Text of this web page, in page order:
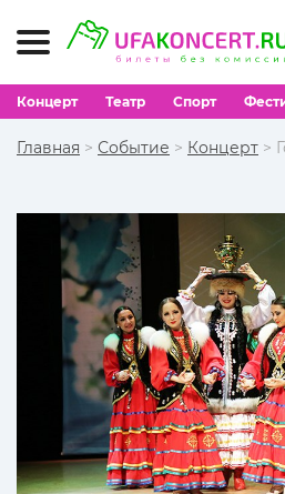
Концерт Театр Спорт
Главная > Событие > Концерт >